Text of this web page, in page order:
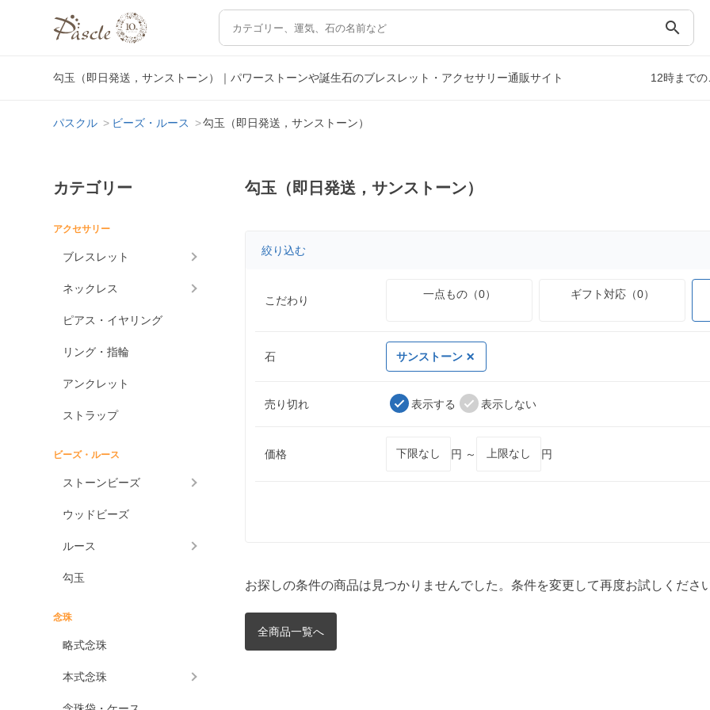
search
勾玉（即日発送，サンストーン）｜パワーストーンや誕生石のブレスレット・アクセサリー通販サイト 12時まで
パスクル ビーズ・ルース 勾玉（即日発送，サンストーン）
カテゴリー
アクセサリー
ブレスレット
ネックレス
ピアス・イヤリング
リング・指輪
アンクレット
ストラップ
ビーズ・ルース
ストーンビーズ
ウッドビーズ
ルース
勾玉
念珠
略式念珠
本式念珠
勾玉（即日発送，サンストーン）
絞り込む
こだわり 一点もの（0） ギフト対応（0）
石 サンストーン
売り切れ 表示する 表示しない
価格 円 ～ 円
お探しの条件の商品は見つかりませんでした。条件を変更して再度お試しください
全商品一覧へ